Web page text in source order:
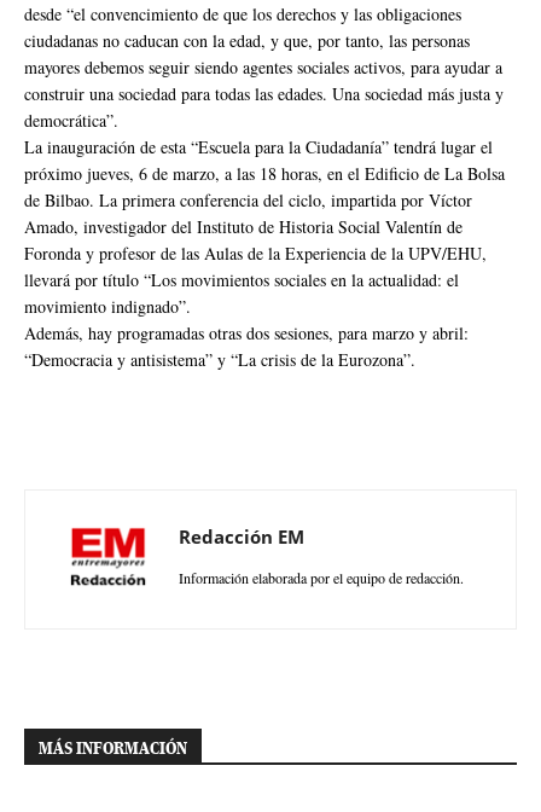
desde “el convencimiento de que los derechos y las obligaciones
ciudadanas no caducan con la edad, y que, por tanto, las personas
mayores debemos seguir siendo agentes sociales activos, para ayudar a
construir una sociedad para todas las edades. Una sociedad más justa y
democrática”.
La inauguración de esta “Escuela para la Ciudadanía” tendrá lugar el
próximo jueves, 6 de marzo, a las 18 horas, en el Edificio de La Bolsa
de Bilbao. La primera conferencia del ciclo, impartida por Víctor
Amado, investigador del Instituto de Historia Social Valentín de
Foronda y profesor de las Aulas de la Experiencia de la UPV/EHU,
llevará por título “Los movimientos sociales en la actualidad: el
movimiento indignado”.
Además, hay programadas otras dos sesiones, para marzo y abril:
“Democracia y antisistema” y “La crisis de la Eurozona”.
Redacción EM
Información elaborada por el equipo de redacción.
MÁS INFORMACIÓN